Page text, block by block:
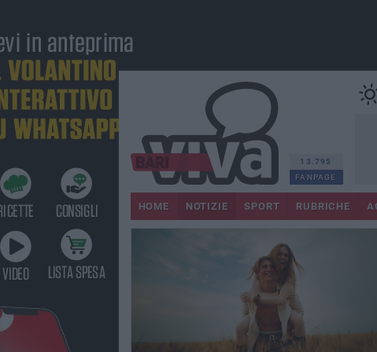
13.795
FANPAGE
HOME NOTIZIE SPORT RUBRICHE